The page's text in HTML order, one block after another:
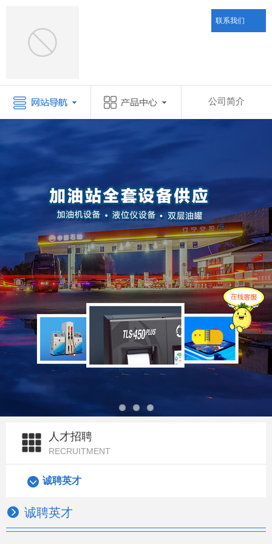
联系我们
公司简介
人才招聘
RECRUITMENT
诚聘英才​
诚聘英才